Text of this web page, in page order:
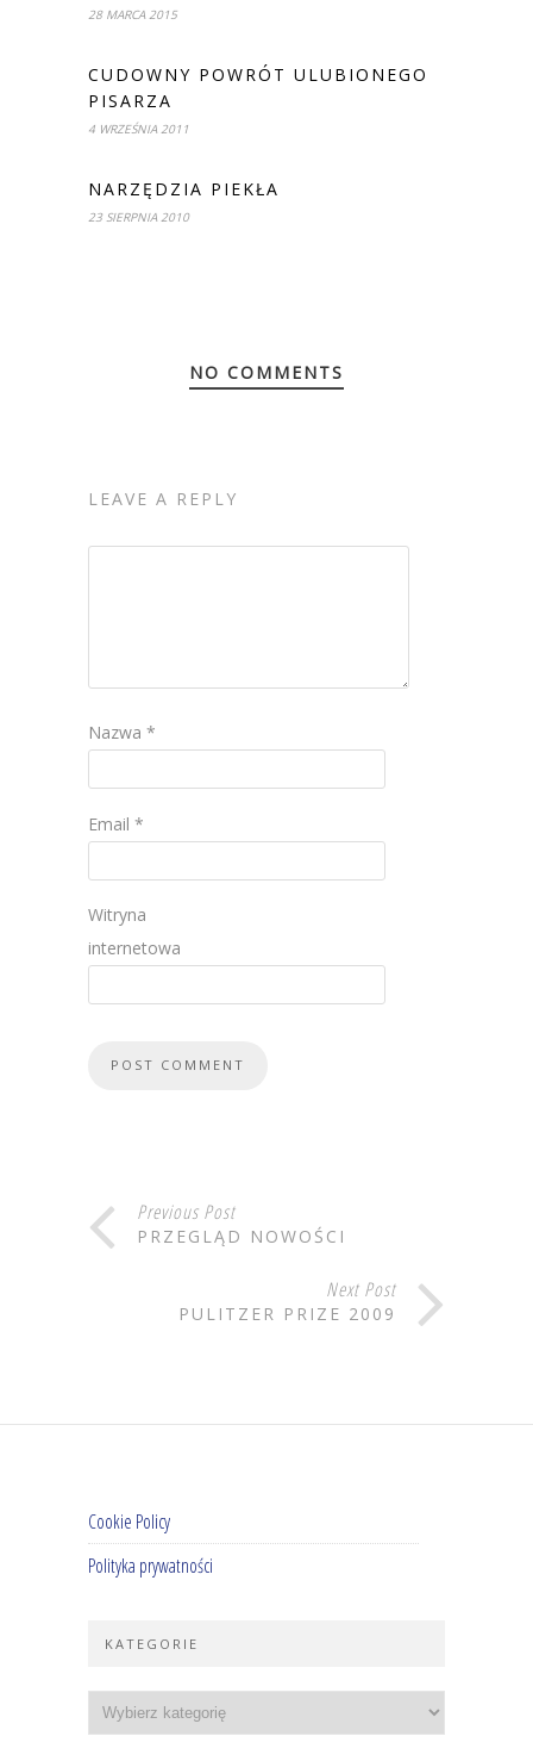
28 MARCA 2015
CUDOWNY POWRÓT ULUBIONEGO
PISARZA
4 WRZEŚNIA 2011
NARZĘDZIA PIEKŁA
23 SIERPNIA 2010
NO COMMENTS
LEAVE A REPLY
Nazwa *
Email *
Witryna
internetowa
Previous Post
PRZEGLĄD NOWOŚCI
Next Post
PULITZER PRIZE 2009
Cookie Policy
Polityka prywatności
KATEGORIE